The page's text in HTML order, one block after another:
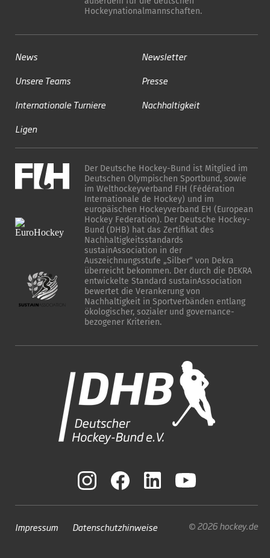
Hockeynationalmannschaften.
News
Unsere Teams
Internationale Turniere
Ligen
Newsletter
Presse
Nachhaltigkeit
Der Deutsche Hockey-Bund ist Mitglied im
Deutschen Olympischen Sportbund, sowie
im Welthockeyverband FIH (Fédération
Internationale de Hockey) und im
europäischen Hockeyverband EH (European
Hockey Federation). Der Deutsche Hockey-
Bund (DHB) hat das Zertifikat des
Nachhaltigkeitsstandards
sustainAssociation in der
Auszeichnungsstufe „Silber“ von Dekra
überreicht bekommen. Der durch die DEKRA
entwickelte Standard sustainAssociation
bewertet die Verankerung von
Nachhaltigkeit in Sportverbänden entlang
ökologischer, sozialer und governance-
bezogener Kriterien.
Impressum Datenschutzhinweise © 2026 hockey.de